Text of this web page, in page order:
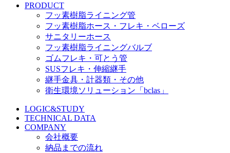
PRODUCT
フッ素樹脂ライニング管
フッ素樹脂ホース・フレキ・ベローズ
サニタリーホース
フッ素樹脂ライニングバルブ
ゴムフレキ・可とう管
SUSフレキ・伸縮継手
継手金具・計器類・その他
衛生環境ソリューション「bclas」
LOGIC&STUDY
TECHNICAL DATA
COMPANY
会社概要
納品までの流れ